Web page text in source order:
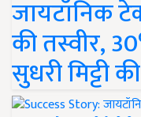
जायटॉनिक
की तस्वीर,
सुधरी मिट्टी